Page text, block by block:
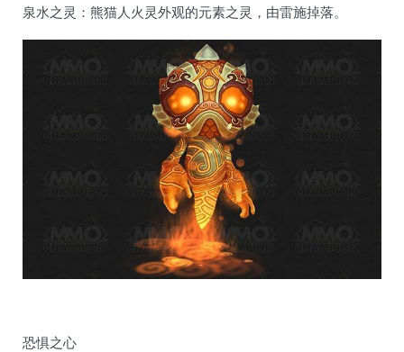
泉水之灵：熊猫人火灵外观的元素之灵，由雷施掉落。
恐惧之心